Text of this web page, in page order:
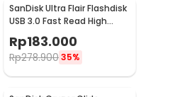
SanDisk Ultra Flair Flashdisk
USB 3.0 Fast Read High
Speed Metal Case 32GB -
SDCZ73
Rp183.000
Rp278.90035%